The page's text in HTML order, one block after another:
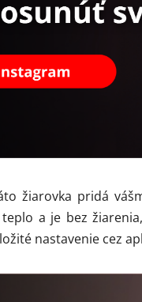
žiarovka pridá
teplo a je bez
nastavenie cez